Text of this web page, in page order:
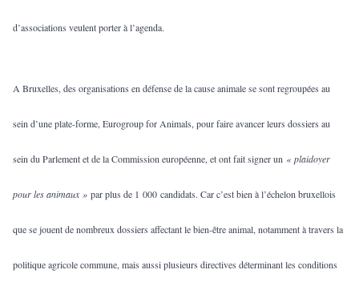
d’associations veulent porter à l’agenda.
A Bruxelles, des organisations en défense de la cause animale se sont regroupées au
sein d’une plate-forme, Eurogroup for Animals, pour faire avancer leurs dossiers au
sein du Parlement et de la Commission européenne, et ont fait signer un « plaidoyer
pour les animaux » par plus de 1 000 candidats. Car c’est bien à l’échelon bruxellois
que se jouent de nombreux dossiers affectant le bien-être animal, notamment à travers la
politique agricole commune, mais aussi plusieurs directives déterminant les conditions